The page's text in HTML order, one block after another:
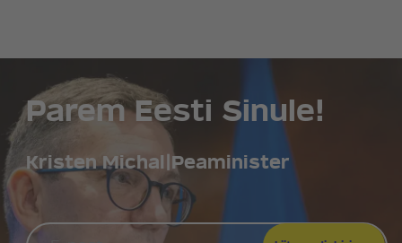
Parem Eesti Sinule!
Kristen Michal Peaminister